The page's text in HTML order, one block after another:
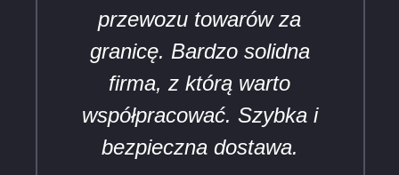
przewozu towarów za
granicę. Bardzo solidna
firma, z którą warto
współpracować. Szybka i
bezpieczna dostawa.